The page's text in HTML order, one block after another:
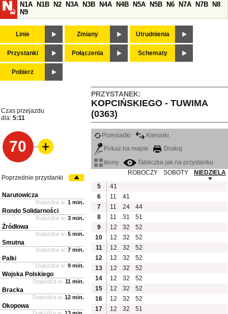
N1A
N1B N2 N3A N3B N4A N4B N5A N5B N6 N7A N7B
N8
N9
Linie Zmiany Utrudnienia
Przystanki Połączenia Schematy
Pobierz
PRZYSTANEK:
KOPCIŃSKIEGO - TUWIMA
(0363)
Czas przejazdu
dla: 5:11
70
Przesiadki
Kierunki
Pokaż na mapie
Drukuj
ikony
Tabliczka jak na przystanku
ROBOCZY
SOBOTY
NIEDZIELA
5
41
6
11
41
7
11 24
44
8
11 31
51
9
12 32
52
10
12 32
52
11
12 32
52
12
12 32
52
13
12 32
52
14
12 32
52
15
12 32
52
16
12 32
52
17
12 32 51
Poprzednie przystanki
Narutowicza
Dojeżdża w: 1 min.
Rondo Solidarności
Dojeżdża w: 3 min.
Źródłowa
Dojeżdża w: 5 min.
Smutna
Dojeżdża w: 7 min.
Palki
Dojeżdża w: 9 min.
Wojska Polskiego
Dojeżdża w: 11 min.
Bracka
Dojeżdża w: 12 min.
Okopowa